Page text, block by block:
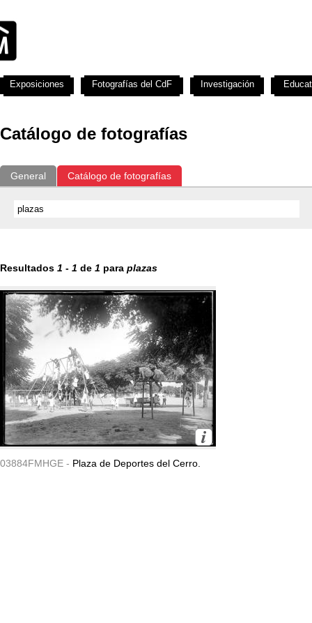
Catálogo de fotografías
General Catálogo de fotografías
Resultados 1 - 1 de 1 para plazas
03884FMHGE - Plaza de Deportes del Cerro.
Exposiciones Fotografías del CdF Investigación